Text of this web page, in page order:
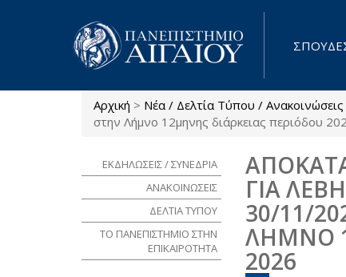
Είστε εδώ
Αρχική > Νέα / Δελτία Τύπου / Ανακοινώσεις
στην Λήμνο 12μηνης διάρκειας περιόδου
ΓΙΑ
30/11/
ΛΗΜΝΟ
2026
ΕΚΔΗΛΩΣΕΙΣ / ΣΥΝΕΔΡΙΑ
ΑΝΑΚΟΙΝΩΣΕΙΣ
ΔΕΛΤΙΑ ΤΥΠΟΥ
ΤΟ ΠΑΝΕΠΙΣΤΗΜΙΟ ΣΤΗΝ
ΕΠΙΚΑΙΡΟΤΗΤΑ